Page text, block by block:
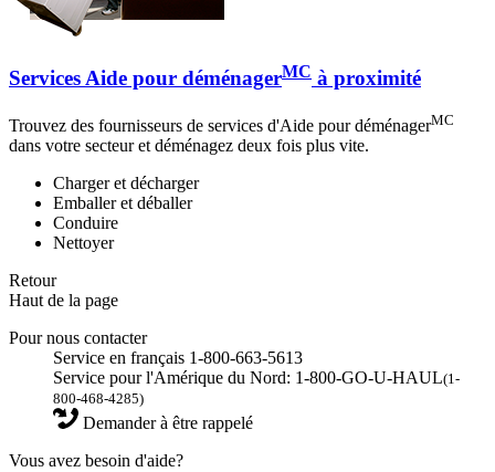
Services Aide pour déménagerMC à proximité
Trouvez des fournisseurs de services d'Aide pour déménagerMC
dans votre secteur et déménagez deux fois plus vite.
Charger et décharger
Emballer et déballer
Conduire
Nettoyer
Retour
Haut de la page
Pour nous contacter
Service en français 1-800-663-5613
Service pour l'Amérique du Nord: 1-800-GO-U-HAUL(1-
800-468-4285)
Demander à être rappelé
Vous avez besoin d'aide?